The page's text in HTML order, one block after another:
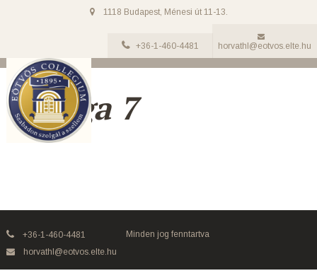
1118 Budapest, Ménesi út 11-13.
+36-1-460-4481 horvathl@eotvos.elte.hu
ECloga 7
+36-1-460-4481
horvathl@eotvos.elte.hu
Minden jog fenntartva